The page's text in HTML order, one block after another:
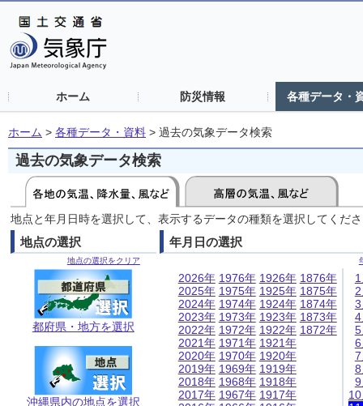
ホーム 防災情報 各種データ・
ホーム > 各種データ・資料 > 過去の気象データ検索
過去の気象データ検索
地点と年月日時を選択して、表示するデータの種類を選択してくだ
地点の選択
地点の選択をクリア
都府県・地方を選択
沖縄県内の地点を選択
年月日の選択
2026年
2025年
2024年
2023年
2022年
2021年
2020年
2019年
2018年
2017年
1976年
1975年
1974年
1973年
1972年
1971年
1970年
1969年
1968年
1967年
1926年
1925年
1924年
1923年
1922年
1921年
1920年
1919年
1918年
1917年
1876年
1875年
1874年
1873年
1872年